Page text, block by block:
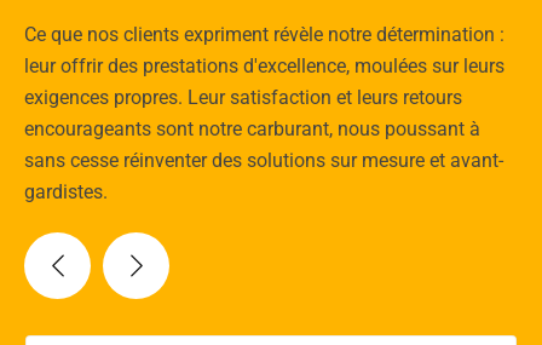
Ce que nos clients expriment révèle notre détermination :
leur offrir des prestations d'excellence, moulées sur leurs
exigences propres. Leur satisfaction et leurs retours
encourageants sont notre carburant, nous poussant à
sans cesse réinventer des solutions sur mesure et avant-
gardistes.